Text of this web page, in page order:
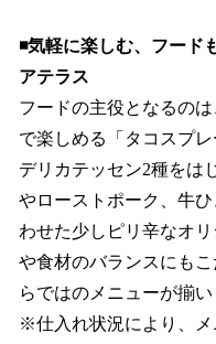
◾️気軽に楽しむ、フー
アテラス
フードの主役となるの
で楽しめる「タコスプ
デリカテッセン2種をは
やローストポーク、牛
わせた少しピリ辛なオ
や食材のバランスにも
らではのメニューが揃い
※仕入れ状況により、